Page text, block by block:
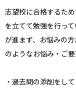
志望校に合格するた
を立てて勉強を行っ
が進まず、お悩みの
のようなお悩み・ご要
・過去問の添削をして